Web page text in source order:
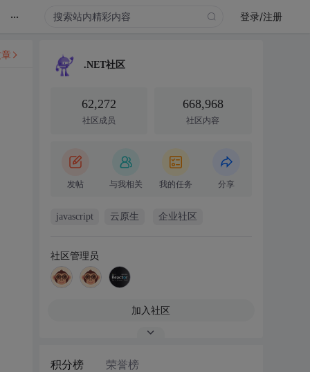
... 登录/注册
.NET社区
62,272
社区成员
668,968
社区内容
发帖 与我相关 我的任务 分享
javascript 云原生 企业社区
社区管理员
加入社区
积分榜 荣誉榜